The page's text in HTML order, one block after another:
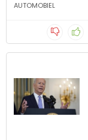
AUTOMOBIEL